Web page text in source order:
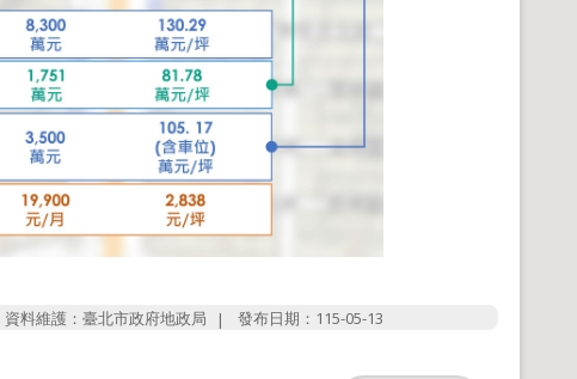
資料維護：臺北市政府地政局 發布日期：115-05-13